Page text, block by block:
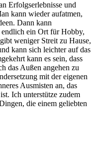
Erfolgserlebnisse und
kann wieder aufatmen,
Dann kann
endlich ein Ort für Hobby,
weniger Streit zu Hause,
kann sich leichter auf das
kann es sein, dass
das Außen angehen zu
mit der eigenen
Ausmisten an, das
Ich unterstütze zudem
die einem geliebten